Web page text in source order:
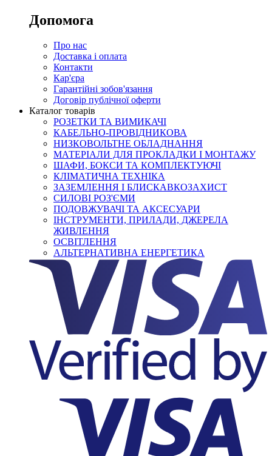
Допомога
Про нас
Доставка і оплата
Контакти
Кар'єра
Гарантійні зобов'язання
Договір публічної оферти
Каталог товарів
РОЗЕТКИ ТА ВИМИКАЧІ
КАБЕЛЬНО-ПРОВІДНИКОВА
НИЗКОВОЛЬТНЕ ОБЛАДНАННЯ
МАТЕРІАЛИ ДЛЯ ПРОКЛАДКИ І МОНТАЖУ
ШАФИ, БОКСИ ТА КОМПЛЕКТУЮЧІ
КЛІМАТИЧНА ТЕХНІКА
ЗАЗЕМЛЕННЯ І БЛИСКАВКОЗАХИСТ
СИЛОВІ РОЗ'ЄМИ
ПОДОВЖУВАЧІ ТА АКСЕСУАРИ
ІНСТРУМЕНТИ, ПРИЛАДИ, ДЖЕРЕЛА
ЖИВЛЕННЯ
ОСВІТЛЕННЯ
АЛЬТЕРНАТИВНА ЕНЕРГЕТИКА